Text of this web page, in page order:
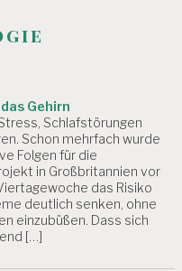
Gehirn
Schlafstörungen
Schon mehrfach wurde
Folgen für die
in Großbritannien vor
das Risiko
deutlich senken, ohne
einzubüßen. Dass sich
[…]